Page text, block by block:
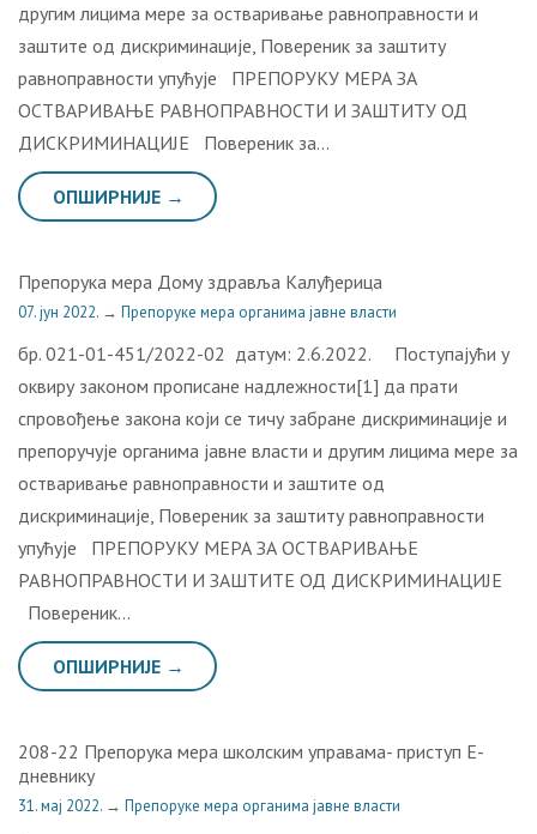
другим лицима мере за остваривање равноправности и
заштите од дискриминације, Повереник за заштиту
равноправности упућује ПРЕПОРУКУ МЕРА ЗА
ОСТВАРИВАЊЕ РАВНОПРАВНОСТИ И ЗАШТИТУ ОД
ДИСКРИМИНАЦИЈЕ Повереник за…
ОПШИРНИЈЕ →
Препорука мера Дому здравља Калуђерица
07. јун 2022. → Препоруке мера органима јавне власти
бр. 021-01-451/2022-02 датум: 2.6.2022. Поступајући у
оквиру законом прописане надлежности[1] да прати
спровођење закона који се тичу забране дискриминације и
препоручује органима јавне власти и другим лицима мере за
остваривање равноправности и заштите од
дискриминације, Повереник за заштиту равноправности
упућује ПРЕПОРУКУ МЕРА ЗА ОСТВАРИВАЊЕ
РАВНОПРАВНОСТИ И ЗАШТИТЕ ОД ДИСКРИМИНАЦИЈЕ
Повереник…
ОПШИРНИЈЕ →
208-22 Препорука мера школским управама- приступ Е-
дневнику
31. мај 2022. → Препоруке мера органима јавне власти